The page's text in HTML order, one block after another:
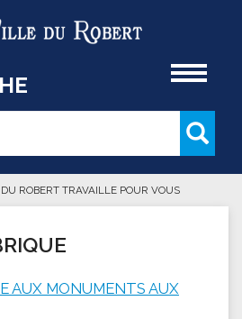
recherche
ROBERT TRAVAILLE POUR VOUS
AUX MONUMENTS AUX